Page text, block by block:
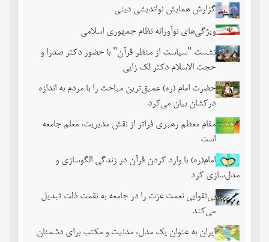
گزارش همایش نواندیشی دینی
ویژگی‌های نوآورانه نظام جمهوری اسلامی
نشست‏ "سیاست از منظر قرآن" با حضور دکتر صدرا و
حجت الاسلام دکتر لک زایی
حضرت امام (ره) عمیق‌ترین مباحث را با مردم به اندازه
درکشان بیان می‌کرد
مقام معظم رهبری فراتر از نقش مدیریت، معلم جامعه
است
امام(ره) با وارد کردن قرآن در زندگی الگوسازی و
مدل‌سازی کرد
بی‌تقوایی نعمت عزت را در جامعه به نقمت ذلت تبدیل
می‌کند
ایران به عنوان یک مدل، مدنیت و مکتب برای دشمنان